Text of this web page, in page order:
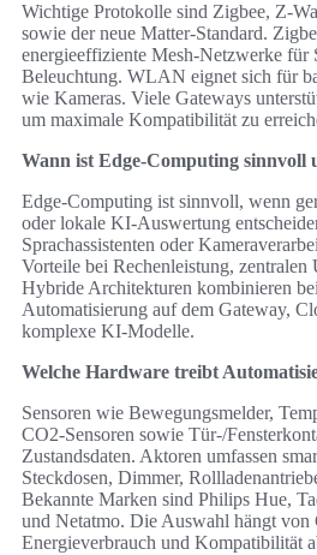
Wichtige Protokolle sind Zigbee,
sowie der neue Matter‑Standard.
energieeffiziente Mesh‑Netzwerke für
Beleuchtung. WLAN eignet sich für
wie Kameras. Viele Gateways
um maximale Kompatibilität zu
Wann ist Edge‑Computing sinnvoll
Edge‑Computing ist sinnvoll, wenn
oder lokale KI‑Auswertung
Sprachassistenten oder
Vorteile bei Rechenleistung, zentralen
Hybride Architekturen kombinieren
Automatisierung auf dem Gateway,
komplexe KI‑Modelle.
Welche Hardware treibt
Sensoren wie Bewegungsmelder,
CO2‑Sensoren sowie Tür‑/
Zustandsdaten. Aktoren umfassen
Steckdosen, Dimmer,
Bekannte Marken sind Philips Hue,
und Netatmo. Die Auswahl hängt von
Energieverbrauch und Kompatibilität